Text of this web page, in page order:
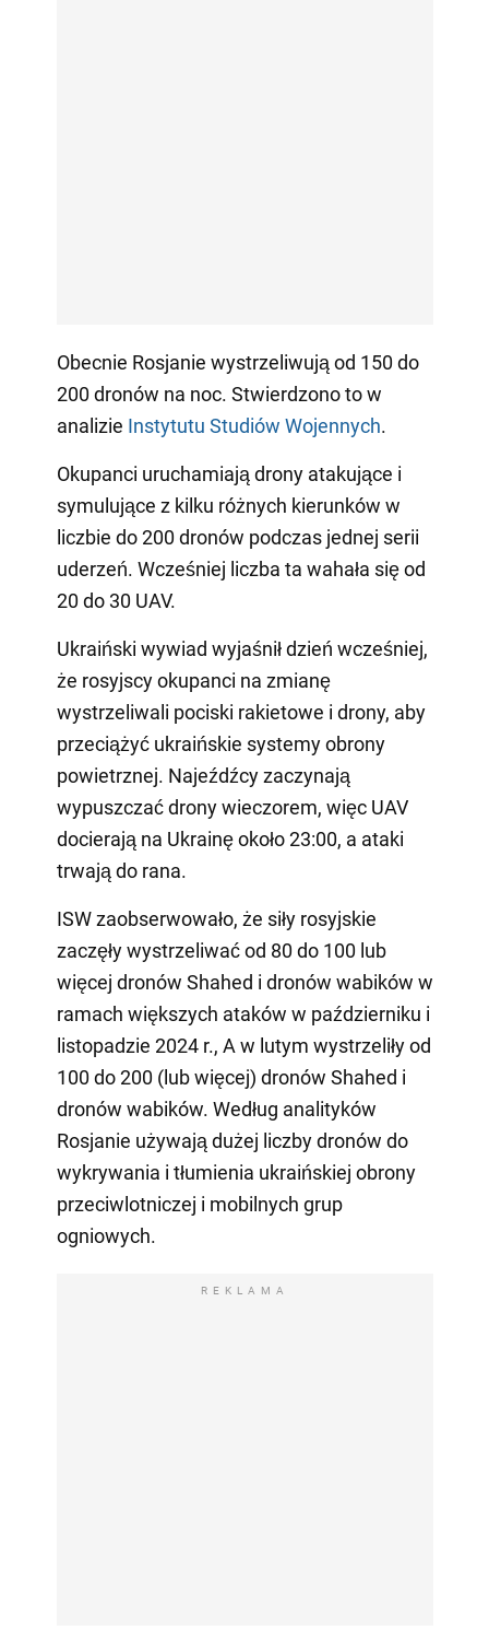
Obecnie Rosjanie wystrzeliwują od 150 do
200 dronów na noc. Stwierdzono to w
analizie Instytutu Studiów Wojennych.
Okupanci uruchamiają drony atakujące i
symulujące z kilku różnych kierunków w
liczbie do 200 dronów podczas jednej serii
uderzeń. Wcześniej liczba ta wahała się od
20 do 30 UAV.
Ukraiński wywiad wyjaśnił dzień wcześniej,
że rosyjscy okupanci na zmianę
wystrzeliwali pociski rakietowe i drony, aby
przeciążyć ukraińskie systemy obrony
powietrznej. Najeźdźcy zaczynają
wypuszczać drony wieczorem, więc UAV
docierają na Ukrainę około 23:00, a ataki
trwają do rana.
ISW zaobserwowało, że siły rosyjskie
zaczęły wystrzeliwać od 80 do 100 lub
więcej dronów Shahed i dronów wabików w
ramach większych ataków w październiku i
listopadzie 2024 r., A w lutym wystrzeliły od
100 do 200 (lub więcej) dronów Shahed i
dronów wabików. Według analityków
Rosjanie używają dużej liczby dronów do
wykrywania i tłumienia ukraińskiej obrony
przeciwlotniczej i mobilnych grup
ogniowych.
REKLAMA